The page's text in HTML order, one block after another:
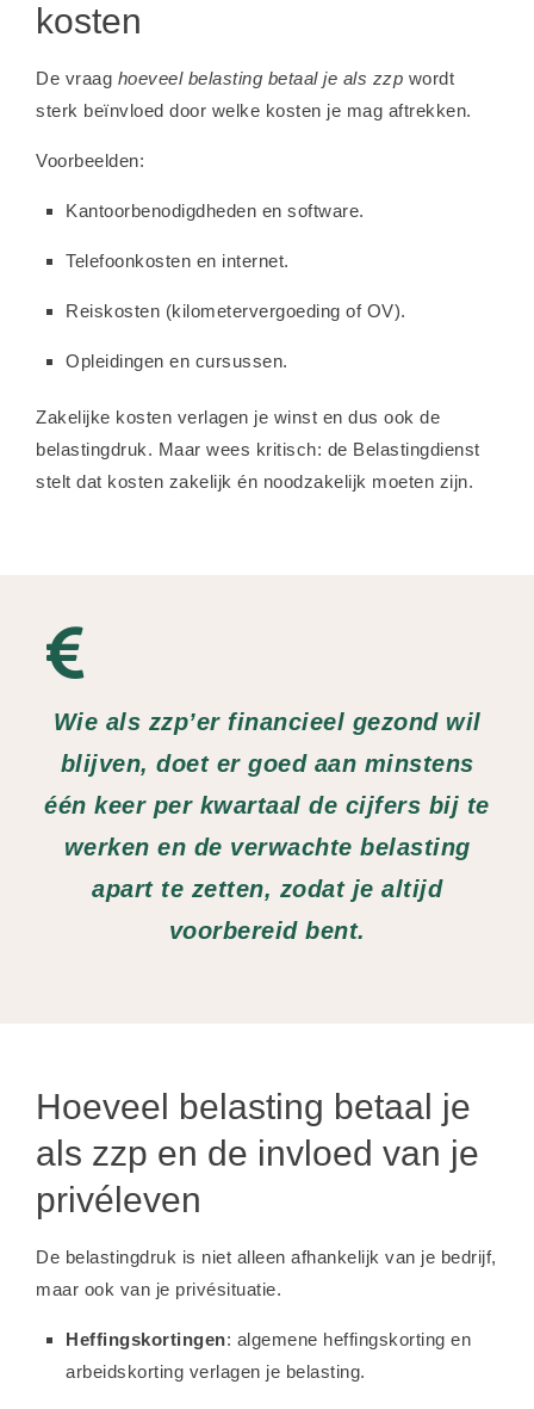
kosten
De vraag hoeveel belasting betaal je als zzp wordt
sterk beïnvloed door welke kosten je mag aftrekken.
Voorbeelden:
Kantoorbenodigdheden en software.
Telefoonkosten en internet.
Reiskosten (kilometervergoeding of OV).
Opleidingen en cursussen.
Zakelijke kosten verlagen je winst en dus ook de
belastingdruk. Maar wees kritisch: de Belastingdienst
stelt dat kosten zakelijk én noodzakelijk moeten zijn.
Wie als zzp’er financieel gezond wil
blijven, doet er goed aan minstens
één keer per kwartaal de cijfers bij te
werken en de verwachte belasting
apart te zetten, zodat je altijd
voorbereid bent.
Hoeveel belasting betaal je
als zzp en de invloed van je
privéleven
De belastingdruk is niet alleen afhankelijk van je bedrijf,
maar ook van je privésituatie.
Heffingskortingen: algemene heffingskorting en
arbeidskorting verlagen je belasting.